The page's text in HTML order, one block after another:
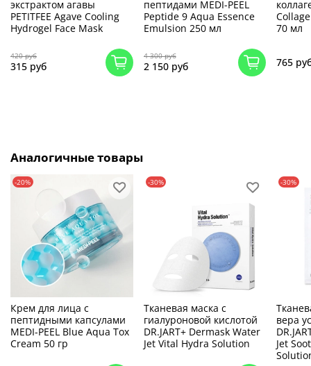
экстрактом агавы
PETITFEE Agave Cooling
Hydrogel Face Mask
420 руб
315 руб
пептидами MEDI-PEEL
Peptide 9 Aqua Essence
Emulsion 250 мл
4 300 руб
2 150 руб
70 мл
765
Аналогичные товары
-20%
Крем для лица с
пептидными капсулами
MEDI-PEEL Blue Aqua Tox
Cream 50 гр
-30%
Тканевая маска с
гиалуроновой кислотой
DR.JART+ Dermask Water
Jet Vital Hydra Solution
-30%
вера
Jet